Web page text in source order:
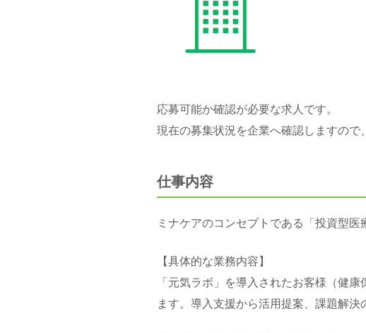
応募可能か確認が必要な求人です。
現在の募集状況を企業へ確認しますので
仕事内容
ミナケアのコンセプトである「投資型
【具体的な業務内容】
「元気ラボ」を導入されたお客様（健
ます。導入支援から活用提案、課題解